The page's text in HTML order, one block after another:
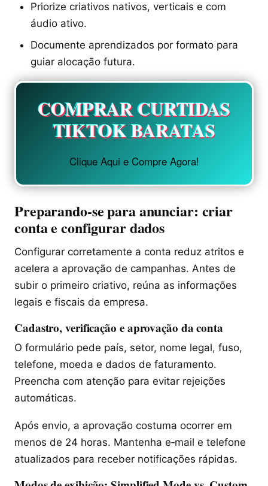
Priorize criativos nativos, verticais e com
áudio ativo.
Documente aprendizados por formato para
guiar alocação futura.
COMPRAR CURTIDAS
TIKTOK BARATAS
Clique Aqui e Compre Agora!
Preparando-se para anunciar: criar
conta e configurar dados
Configurar corretamente a conta reduz atritos e
acelera a aprovação de campanhas. Antes de
subir o primeiro criativo, reúna as informações
legais e fiscais da empresa.
Cadastro, verificação e aprovação da conta
O formulário pede país, setor, nome legal, fuso,
telefone, moeda e dados de faturamento.
Preencha com atenção para evitar rejeições
automáticas.
Após envio, a aprovação costuma ocorrer em
menos de 24 horas. Mantenha e‑mail e telefone
atualizados para receber notificações rápidas.